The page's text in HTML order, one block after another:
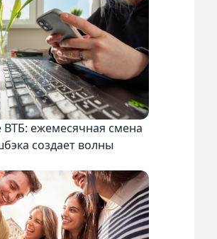
ВТБ: ежемесячная смена
создает волны